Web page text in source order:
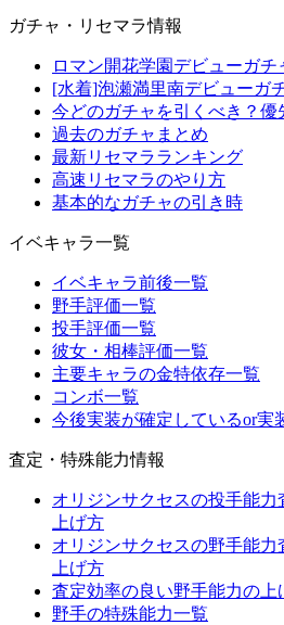
ガチャ・リセマラ情報
ロマン開花学園デビューガチ
[水着]泡瀬満里南デビューガ
今どのガチャを引くべき？優
過去のガチャまとめ
最新リセマラランキング
高速リセマラのやり方
基本的なガチャの引き時
イベキャラ一覧
イベキャラ前後一覧
野手評価一覧
投手評価一覧
彼女・相棒評価一覧
主要キャラの金特依存一覧
コンボ一覧
今後実装が確定しているor実
査定・特殊能力情報
オリジンサクセスの投手能
上げ方
オリジンサクセスの野手能
上げ方
査定効率の良い野手能力の上
野手の特殊能力一覧